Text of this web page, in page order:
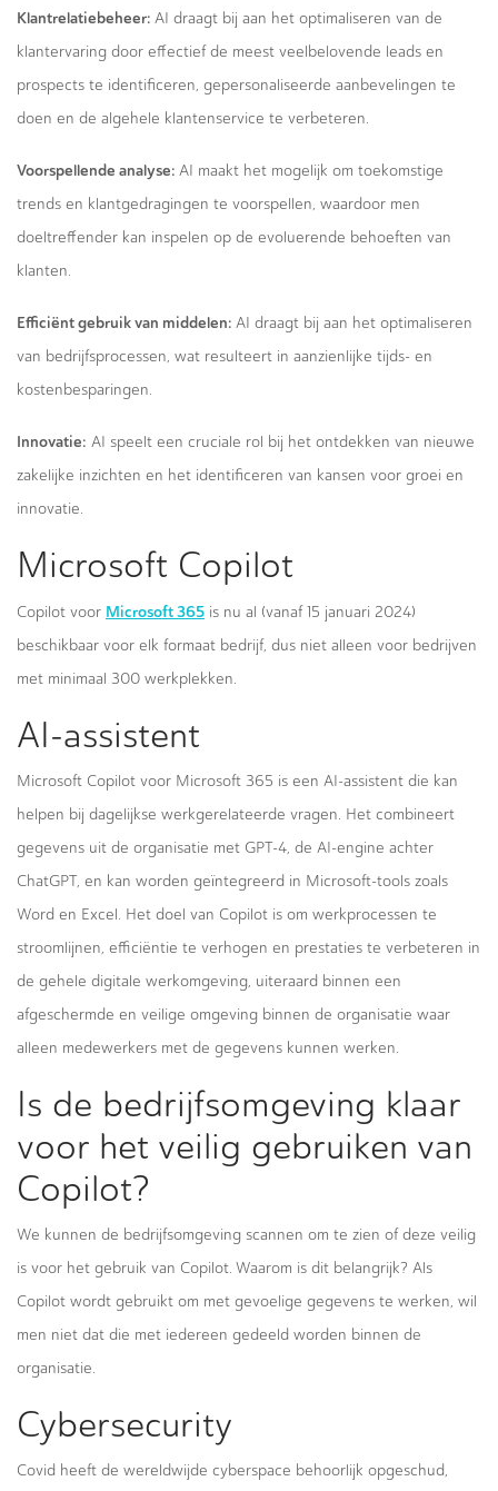
Klantrelatiebeheer: AI draagt bij aan het optimaliseren van de
klantervaring door effectief de meest veelbelovende leads en
prospects te identificeren, gepersonaliseerde aanbevelingen te
doen en de algehele klantenservice te verbeteren.
Voorspellende analyse: AI maakt het mogelijk om toekomstige
trends en klantgedragingen te voorspellen, waardoor men
doeltreffender kan inspelen op de evoluerende behoeften van
klanten.
Efficiënt gebruik van middelen: AI draagt bij aan het optimaliseren
van bedrijfsprocessen, wat resulteert in aanzienlijke tijds- en
kostenbesparingen.
Innovatie: AI speelt een cruciale rol bij het ontdekken van nieuwe
zakelijke inzichten en het identificeren van kansen voor groei en
innovatie.
Microsoft Copilot
Copilot voor Microsoft 365 is nu al (vanaf 15 januari 2024)
beschikbaar voor elk formaat bedrijf, dus niet alleen voor bedrijven
met minimaal 300 werkplekken.
AI-assistent
Microsoft Copilot voor Microsoft 365 is een AI-assistent die kan
helpen bij dagelijkse werkgerelateerde vragen. Het combineert
gegevens uit de organisatie met GPT-4, de AI-engine achter
ChatGPT, en kan worden geïntegreerd in Microsoft-tools zoals
Word en Excel. Het doel van Copilot is om werkprocessen te
stroomlijnen, efficiëntie te verhogen en prestaties te verbeteren in
de gehele digitale werkomgeving, uiteraard binnen een
afgeschermde en veilige omgeving binnen de organisatie waar
alleen medewerkers met de gegevens kunnen werken.
Is de bedrijfsomgeving klaar
voor het veilig gebruiken van
Copilot?
We kunnen de bedrijfsomgeving scannen om te zien of deze veilig
is voor het gebruik van Copilot. Waarom is dit belangrijk? Als
Copilot wordt gebruikt om met gevoelige gegevens te werken, wil
men niet dat die met iedereen gedeeld worden binnen de
organisatie.
Cybersecurity
Covid heeft de wereldwijde cyberspace behoorlijk opgeschud,